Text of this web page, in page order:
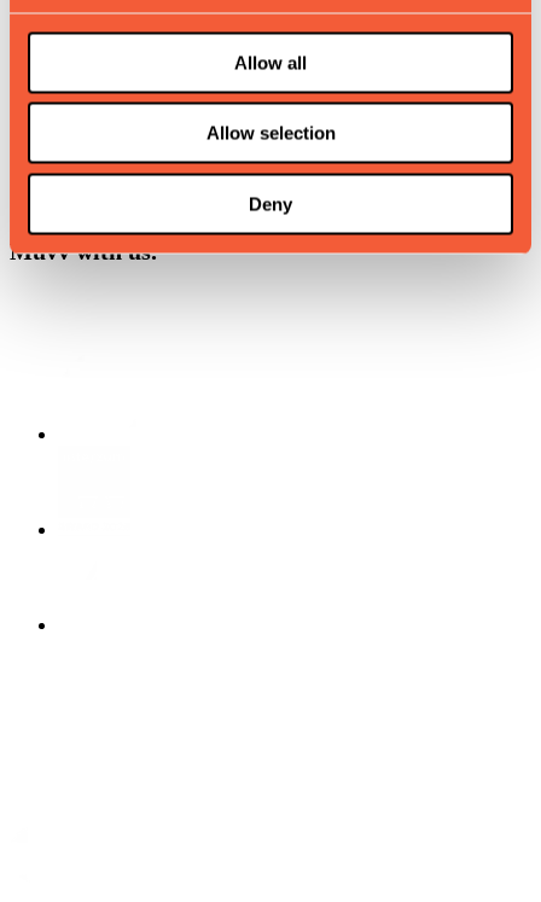
Allow all
Allow selection
Deny
Muvv Builder
Muvv with us.